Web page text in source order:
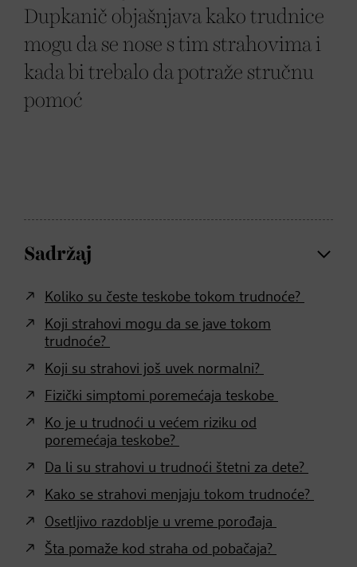
Dupkanič objašnjava kako trudnice
mogu da se nose s tim strahovima i
kada bi trebalo da potraže stručnu
pomoć
Sadržaj
Koliko su česte teskobe tokom trudnoće?
Koji strahovi mogu da se jave tokom
trudnoće?
Koji su strahovi još uvek normalni?
Fizički simptomi poremećaja teskobe
Ko je u trudnoći u većem riziku od
poremećaja teskobe?
Da li su strahovi u trudnoći štetni za dete?
Kako se strahovi menjaju tokom trudnoće?
Osetljivo razdoblje u vreme porođaja
Šta pomaže kod straha od pobačaja?